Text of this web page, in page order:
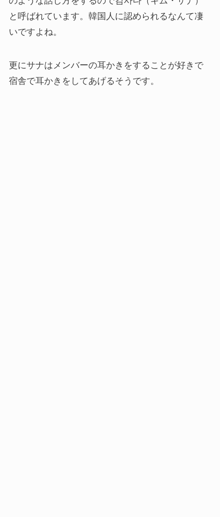
と呼ばれています。韓国人に認められるなんて凄
いですよね。
更にサナはメンバーの耳かきをすることが好きで
宿舎で耳かきをしてあげるそうです。